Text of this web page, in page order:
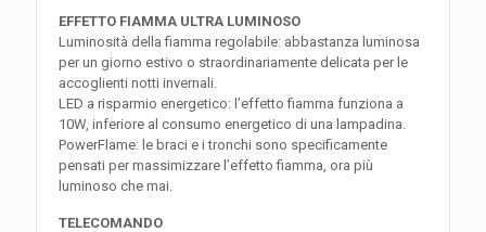
EFFETTO FIAMMA ULTRA LUMINOSO
Luminosità della fiamma regolabile: abbastanza luminosa
per un giorno estivo o straordinariamente delicata per le
accoglienti notti invernali.
LED a risparmio energetico: l’effetto fiamma funziona a
10W, inferiore al consumo energetico di una lampadina.
PowerFlame: le braci e i tronchi sono specificamente
pensati per massimizzare l’effetto fiamma, ora più
luminoso che mai.
TELECOMANDO